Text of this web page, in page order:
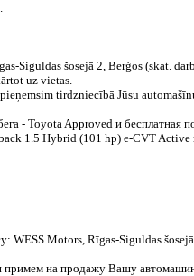
Siguldas šosejā 2, Berģos (skat.
uz vietas.
tirdzniecībā Jūsu
- Toyota Approved и бесплатная
1.5 Hybrid (101 hp) e-CVT Active
WESS Motors, Rīgas-Siguldas
примем на продажу Вашу